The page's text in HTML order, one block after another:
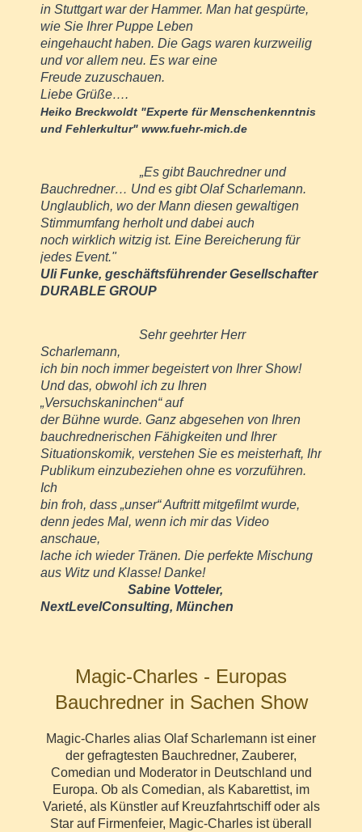
in Stuttgart war der Hammer. Man hat gespürte,
wie Sie Ihrer Puppe Leben
eingehaucht haben. Die Gags waren kurzweilig
und vor allem neu. Es war eine
Freude zuzuschauen.
Liebe Grüße….
Heiko Breckwoldt "Experte für Menschenkenntnis
und Fehlerkultur" www.fuehr-mich.de
„Es gibt Bauchredner und
Bauchredner… Und es gibt Olaf Scharlemann.
Unglaublich, wo der Mann diesen gewaltigen
Stimmumfang herholt und dabei auch
noch wirklich witzig ist. Eine Bereicherung für
jedes Event."
Uli Funke, geschäftsführender Gesellschafter
DURABLE GROUP
Sehr geehrter Herr
Scharlemann,
ich bin noch immer begeistert von Ihrer Show!
Und das, obwohl ich zu Ihren
„Versuchskaninchen“ auf
der Bühne wurde. Ganz abgesehen von Ihren
bauchrednerischen Fähigkeiten und Ihrer
Situationskomik, verstehen Sie es meisterhaft, Ihr
Publikum einzubeziehen ohne es vorzuführen.
Ich
bin froh, dass „unser“ Auftritt mitgefilmt wurde,
denn jedes Mal, wenn ich mir das Video
anschaue,
lache ich wieder Tränen. Die perfekte Mischung
aus Witz und Klasse! Danke!
Sabine Votteler,
NextLevelConsulting, München
Magic-Charles - Europas
Bauchredner in Sachen Show
Magic-Charles alias Olaf Scharlemann ist einer
der gefragtesten Bauchredner, Zauberer,
Comedian und Moderator in Deutschland und
Europa. Ob als Comedian, als Kabarettist, im
Varieté, als Künstler auf Kreuzfahrtschiff oder als
Star auf Firmenfeier, Magic-Charles ist überall